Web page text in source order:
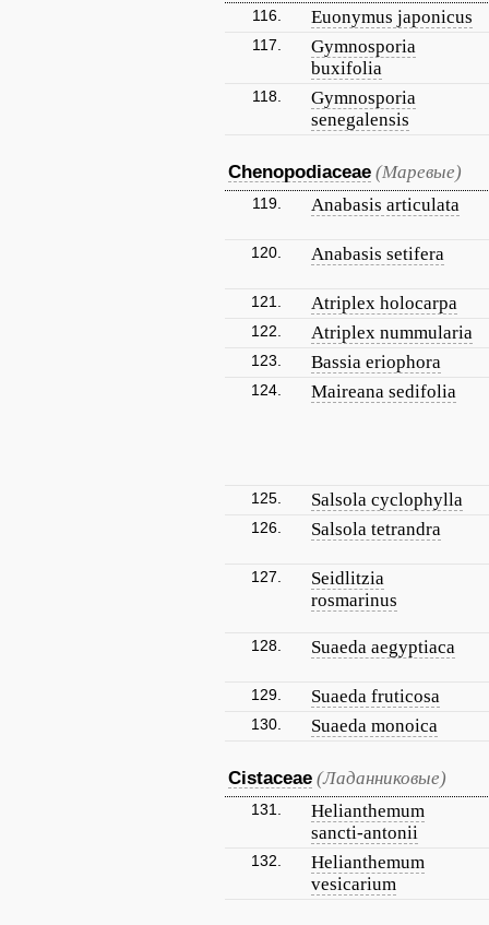
116. Euonymus japonicus
117.
Gymnosporia
buxifolia
118.
Gymnosporia
senegalensis
Chenopodiaceae (Маревые)
119. Anabasis articulata
120. Anabasis setifera
121. Atriplex holocarpa
122. Atriplex nummularia
123. Bassia eriophora
124. Maireana sedifolia
125. Salsola cyclophylla
126. Salsola tetrandra
127.
Seidlitzia
rosmarinus
128. Suaeda aegyptiaca
129. Suaeda fruticosa
130. Suaeda monoica
Cistaceae (Ладанниковые)
131.
Helianthemum
sancti-antonii
132.
Helianthemum
vesicarium